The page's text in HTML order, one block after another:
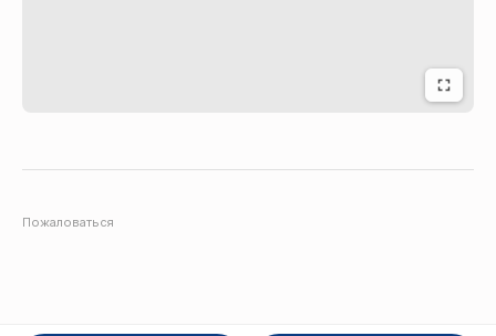
Пожаловаться